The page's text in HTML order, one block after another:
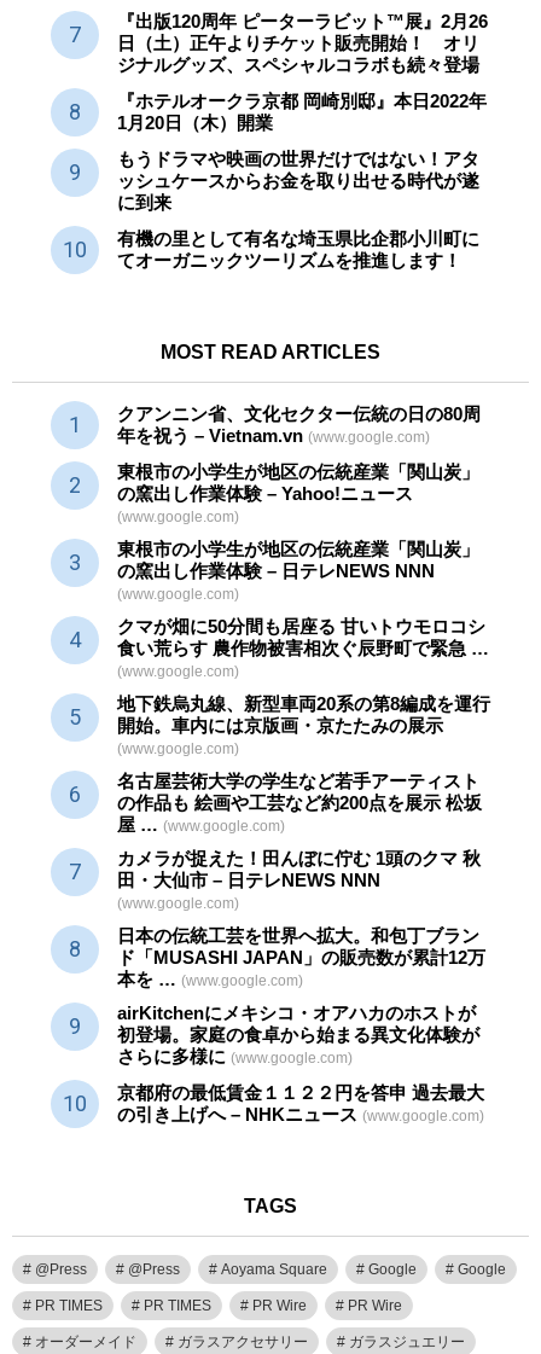
『出版120周年 ピーターラビット™展』2月26
日（土）正午よりチケット販売開始！ オリ
ジナルグッズ、スペシャルコラボも続々登場
『ホテルオークラ京都 岡崎別邸』本日2022年
1月20日（木）開業
もうドラマや映画の世界だけではない！アタ
ッシュケースからお金を取り出せる時代が遂
に到来
有機の里として有名な埼玉県比企郡小川町に
てオーガニックツーリズムを推進します！
MOST READ ARTICLES
クアンニン省、文化セクター伝統の日の80周
年を祝う – Vietnam.vn (www.google.com)
東根市の小学生が地区の伝統産業 「関山炭」
の窯出し作業体験 – Yahoo!ニュース
(www.google.com)
東根市の小学生が地区の伝統産業 「関山炭」
の窯出し作業体験 – 日テレNEWS NNN
(www.google.com)
クマが畑に50分間も居座る 甘いトウモロコシ
食い荒らす 農作物被害相次ぐ辰野町で緊急 …
(www.google.com)
地下鉄烏丸線、新型車両20系の第8編成を運行
開始。車内には京版画・京たたみの展示
(www.google.com)
名古屋芸術大学の学生など若手アーティスト
の作品も 絵画や工芸など約200点を展示 松坂
屋 … (www.google.com)
カメラが捉えた！田んぼに佇む 1頭のクマ 秋
田・大仙市 – 日テレNEWS NNN
(www.google.com)
日本の伝統工芸を世界へ拡大。和包丁ブラン
ド「MUSASHI JAPAN」の販売数が累計12万
本を … (www.google.com)
airKitchenにメキシコ・オアハカのホストが
初登場。家庭の食卓から始まる異文化体験が
さらに多様に (www.google.com)
京都府の最低賃金１１２２円を答申 過去最大
の引き上げへ – NHKニュース (www.google.com)
TAGS
@Press @Press Aoyama Square Google Google
PR TIMES PR TIMES PR Wire PR Wire
オーダーメイド ガラスアクセサリー ガラスジュエリー